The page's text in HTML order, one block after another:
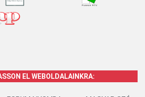
EL WEBOLDALAINKRA: